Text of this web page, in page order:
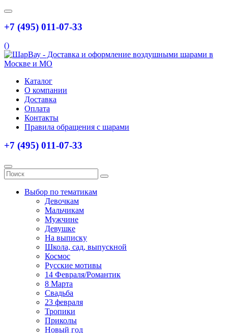
+7 (495) 011-07-33
()
Каталог
О компании
Доставка
Оплата
Контакты
Правила обращения с шарами
+7 (495) 011-07-33
Выбор по тематикам
Девочкам
Мальчикам
Мужчине
Девушке
На выписку
Школа, сад, выпускной
Космос
Русские мотивы
14 Февраля/Романтик
8 Марта
Свадьба
23 февраля
Тропики
Приколы
Новый год